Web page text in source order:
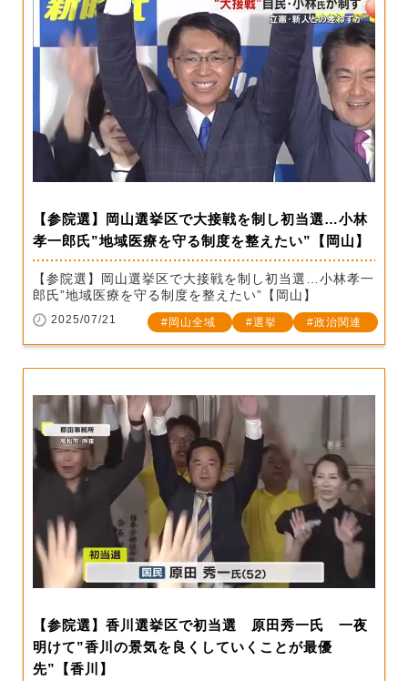
【参院選】岡山選挙区で大接戦を制し初当選…小林
孝一郎氏”地域医療を守る制度を整えたい”【岡山】
【参院選】岡山選挙区で大接戦を制し初当選…小林孝一
郎氏”地域医療を守る制度を整えたい”【岡山】
2025/07/21 岡山全域 選挙 政治関連
【参院選】香川選挙区で初当選 原田秀一氏 一夜
明けて”香川の景気を良くしていくことが最優
先”【香川】